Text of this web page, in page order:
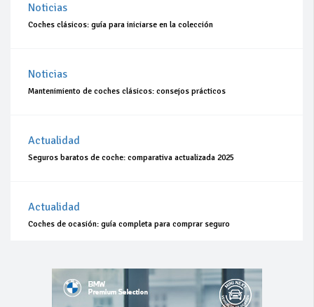
Noticias
Coches clásicos: guía para iniciarse en la colección
Noticias
Mantenimiento de coches clásicos: consejos prácticos
Actualidad
Seguros baratos de coche: comparativa actualizada 2025
Actualidad
Coches de ocasión: guía completa para comprar seguro